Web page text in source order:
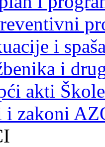
i
i
akti Škole
i zakoni